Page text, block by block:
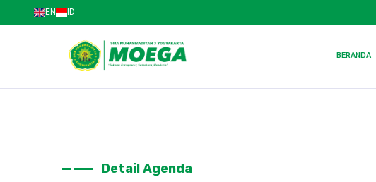
EN ID
BERANDA
Detail Agenda